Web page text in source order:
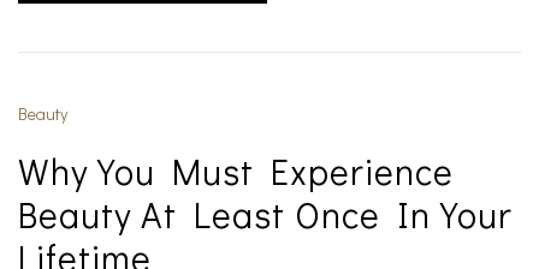
Beauty
Why You Must Experience
Beauty At Least Once In Your
Lifetime